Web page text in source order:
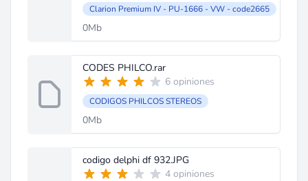
Clarion Premium IV - PU-1666 - VW - code2665
0Mb
CODES PHILCO.rar
6 opiniones
CODIGOS PHILCOS STEREOS
0Mb
codigo delphi df 932.JPG
4 opiniones